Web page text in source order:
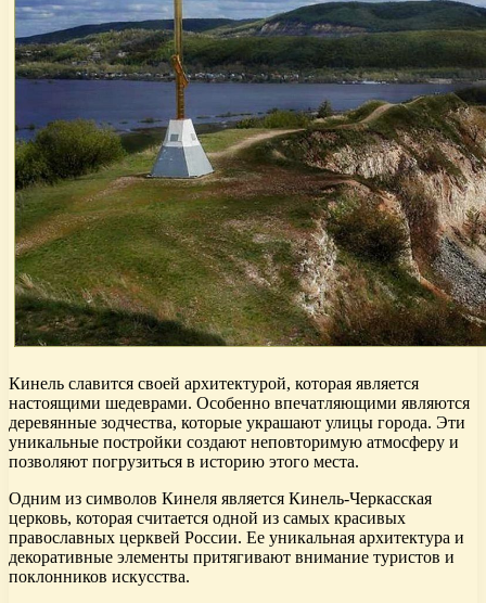
Кинель славится своей архитектурой, которая является
настоящими шедеврами. Особенно впечатляющими являются
деревянные зодчества, которые украшают улицы города. Эти
уникальные постройки создают неповторимую атмосферу и
позволяют погрузиться в историю этого места.
Одним из символов Кинеля является Кинель-Черкасская
церковь, которая считается одной из самых красивых
православных церквей России. Ее уникальная архитектура и
декоративные элементы притягивают внимание туристов и
поклонников искусства.